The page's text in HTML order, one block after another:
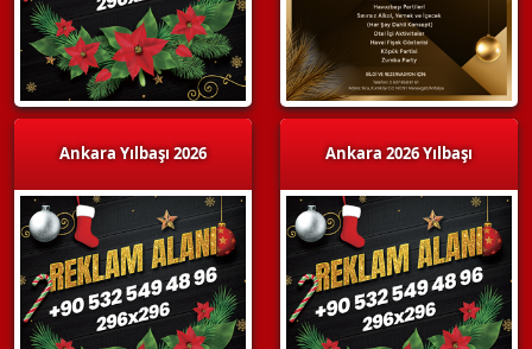
Ankara Yılbaşı 2026 Ankara 2026 Yılbaşı